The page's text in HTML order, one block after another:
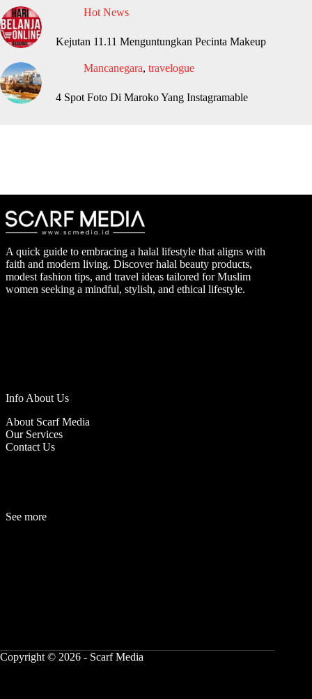
Hot News
Kejutan 11.11 Menguntungkan Pecinta Makeup
Mancanegara, travelogue
4 Spot Foto Di Maroko Yang Instagramable
A quick guide to embracing a halal lifestyle that aligns with
faith and modern living. Discover halal beauty products,
modest fashion tips, and travel ideas tailored for Muslim
women seeking a mindful, stylish, and ethical lifestyle.
Info About Us
About Scarf Media
Our Services
Contact Us
See more
Copyright © 2026 - Scarf Media